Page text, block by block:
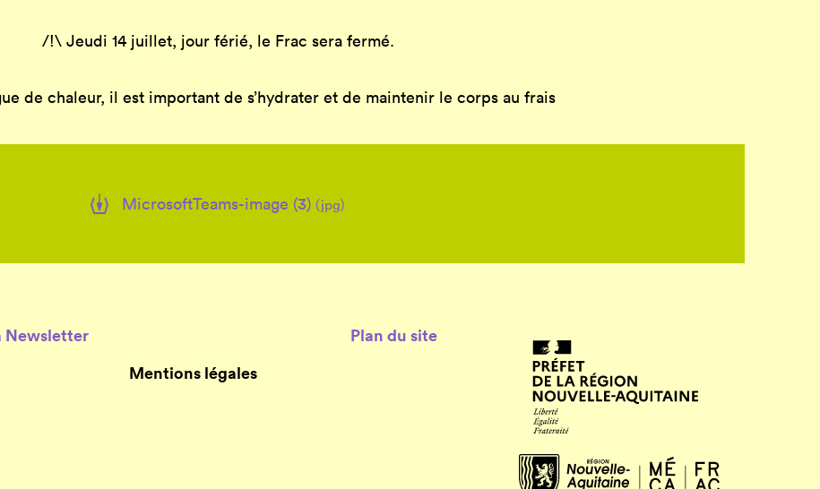
/!\ Jeudi 14 juillet, jour férié, le Frac sera fermé.
de chaleur, il est important de s’hydrater et de maintenir le corps au frais
MicrosoftTeams-image (3) (jpg)
Newsletter
Mentions légales
Plan du site